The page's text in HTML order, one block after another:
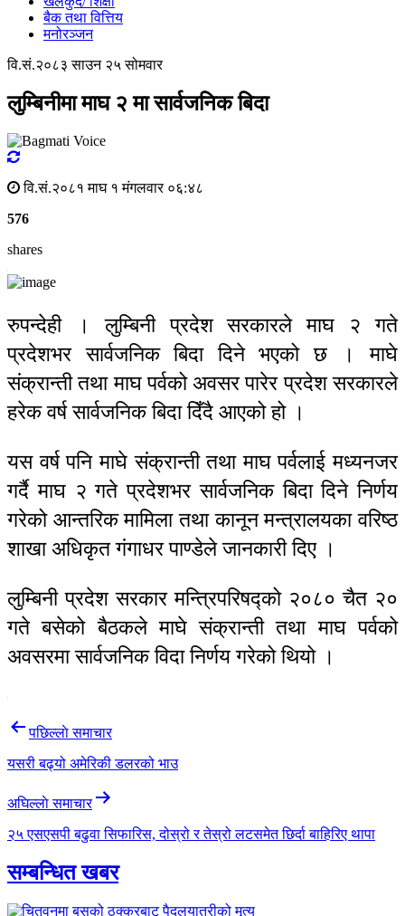
बैक तथा वित्तिय
मनोरञ्जन
वि.सं.२०८३ साउन २५ सोमवार
लुम्बिनीमा माघ २ मा सार्वजनिक बिदा
वि.सं.२०८१ माघ १ मंगलवार ०६:४८
576
shares
रुपन्देही । लुम्बिनी प्रदेश सरकारले माघ २ गते
प्रदेशभर सार्वजनिक बिदा दिने भएको छ । माघे
संक्रान्ती तथा माघ पर्वको अवसर पारेर प्रदेश सरकारले
हरेक वर्ष सार्वजनिक बिदा दिँदै आएको हो ।
यस वर्ष पनि माघे संक्रान्ती तथा माघ पर्वलाई मध्यनजर
गर्दै माघ २ गते प्रदेशभर सार्वजनिक बिदा दिने निर्णय
गरेको आन्तरिक मामिला तथा कानून मन्त्रालयका वरिष्ठ
शाखा अधिकृत गंगाधर पाण्डेले जानकारी दिए ।
लुम्बिनी प्रदेश सरकार मन्त्रिपरिषद्को २०८० चैत २०
गते बसेको बैठकले माघे संक्रान्ती तथा माघ पर्वको
अवसरमा सार्वजनिक विदा निर्णय गरेको थियो ।
Post
navigation
पछिल्लाे समाचार
यसरी बढ्यो अमेरिकी डलरको भाउ
अघिल्लाे समाचार
२५ एसएसपी बढुवा सिफारिस, दोस्रो र तेस्रो लटसमेत छिर्दा बाहिरिए थापा
सम्बन्धित खबर